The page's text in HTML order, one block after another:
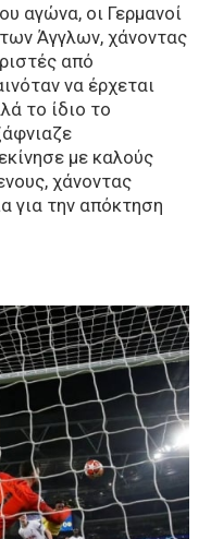
αγώνα, οι Γερμανοί
Άγγλων, χάνοντας
από
να έρχεται
το ίδιο το
με καλούς
χάνοντας
για την απόκτηση